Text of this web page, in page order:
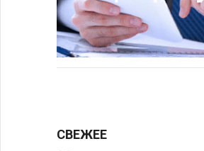
СВЕЖЕЕ